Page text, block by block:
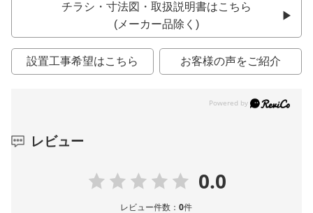
チラシ・寸法図・取扱説明書はこちら
(メーカー品除く)
設置工事希望はこちら お客様の声をご紹介
レビュー
0.0
レビュー件数：0件